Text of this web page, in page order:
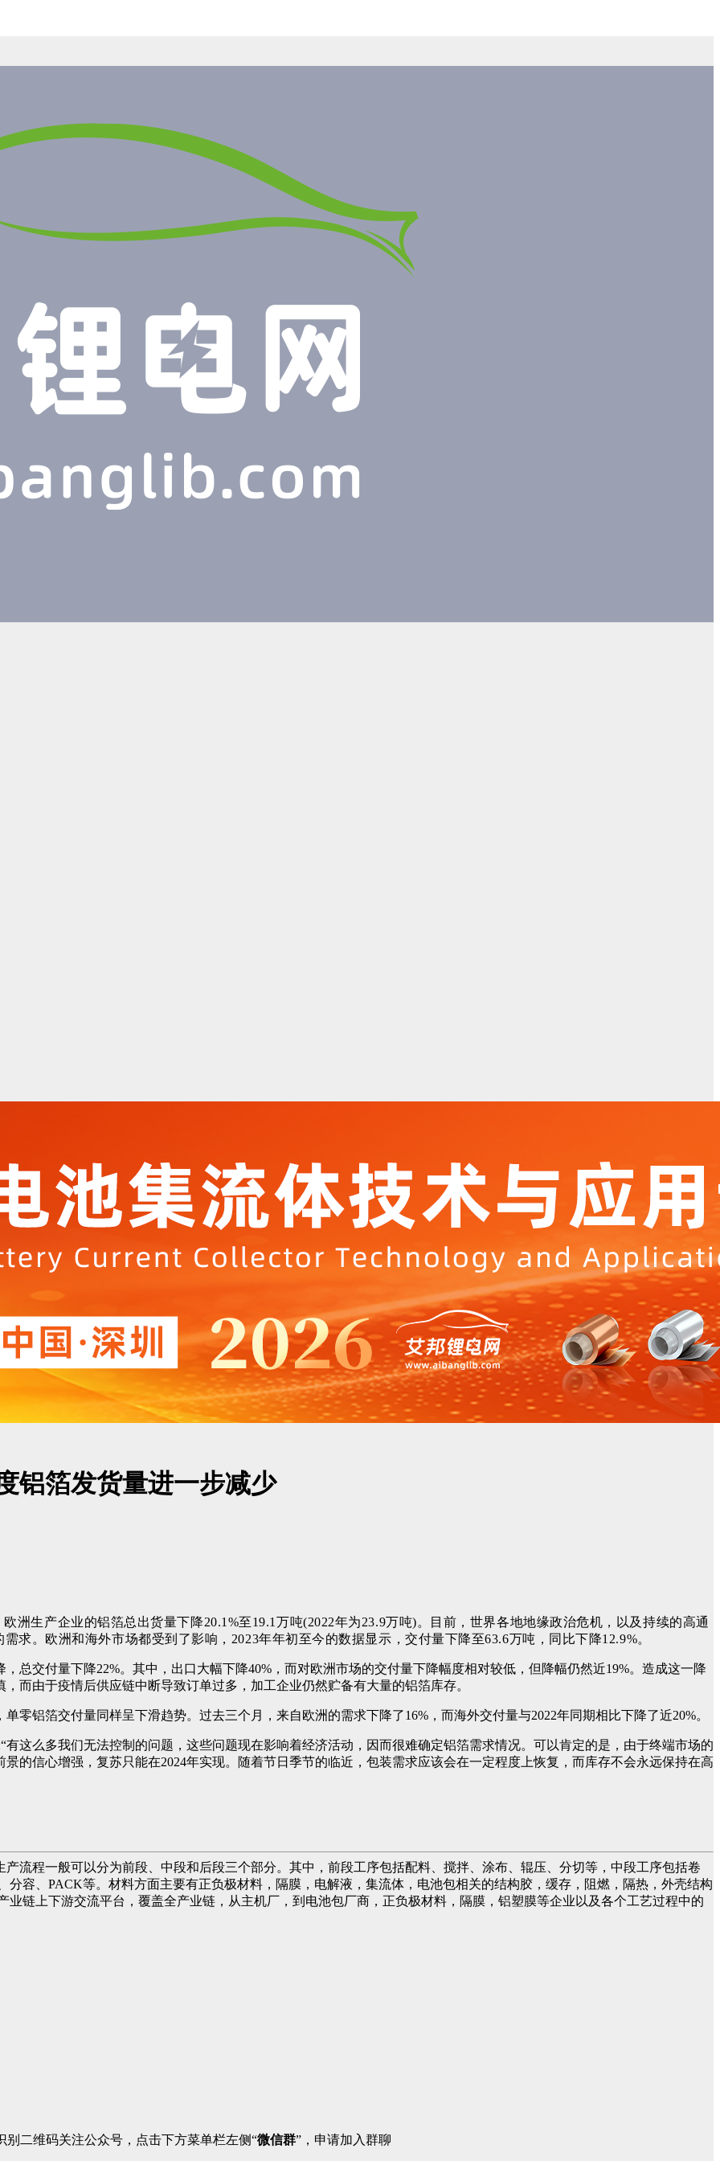
铝箔发货量进一步减少
洲生产企业的铝箔总出货量下降20.1%至19.1万吨(2022年为23.9万吨)。目前，世界各地地缘政治危机，以及持续的高通
求。欧洲和海外市场都受到了影响，2023年年初至今的数据显示，交付量下降至63.6万吨，同比下降12.9%。
总交付量下降22%。其中，出口大幅下降40%，而对欧洲市场的交付量下降幅度相对较低，但降幅仍然近19%。造成这一降
而由于疫情后供应链中断导致订单过多，加工企业仍然贮备有大量的铝箔库存。
零铝箔交付量同样呈下滑趋势。过去三个月，来自欧洲的需求下降了16%，而海外交付量与2022年同期相比下降了近20%。
有这么多我们无法控制的问题，这些问题现在影响着经济活动，因而很难确定铝箔需求情况。可以肯定的是，由于终端市场的
景的信心增强，复苏只能在2024年实现。随着节日季节的临近，包装需求应该会在一定程度上恢复，而库存不会永远保持在高
流程一般可以分为前段、中段和后段三个部分。其中，前段工序包括配料、搅拌、涂布、辊压、分切等，中段工序包括卷
容、PACK等。材料方面主要有正负极材料，隔膜，电解液，集流体，电池包相关的结构胶，缓存，阻燃，隔热，外壳结构
链上下游交流平台，覆盖全产业链，从主机厂，到电池包厂商，正负极材料，隔膜，铝塑膜等企业以及各个工艺过程中的
别二维码关注公众号，点击下方菜单栏左侧“微信群”，申请加入群聊